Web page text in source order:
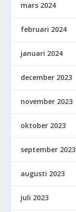
mars 2024
februari 2024
januari 2024
december 2023
november 2023
oktober 2023
september 2023
augusti 2023
juli 2023